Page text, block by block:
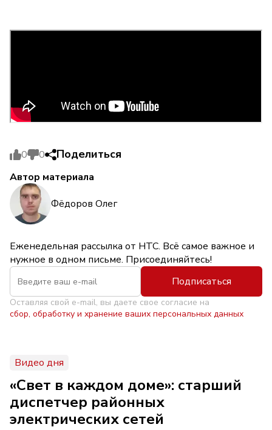
0 0 Поделиться
Автор материала
Фёдоров Олег
Еженедельная рассылка от НТС. Всё самое важное и
нужное в одном письме. Присоединяйтесь!
Подписаться
Оставляя свой e-mail, вы даете свое согласие на
сбор, обработку и хранение ваших персональных данных
Видео дня
«Свет в каждом доме»: старший
диспетчер районных
электрических сетей